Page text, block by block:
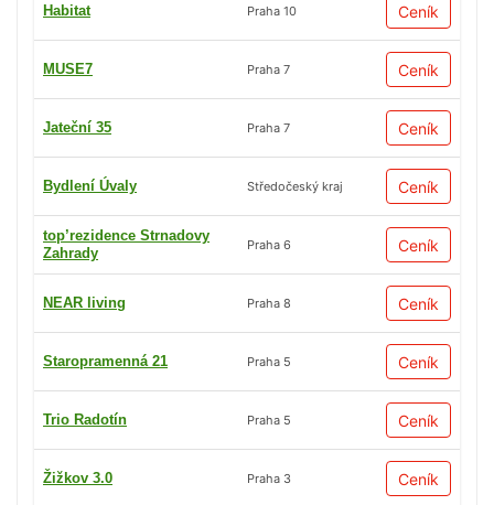
Habitat Praha 10 Ceník
MUSE7 Praha 7 Ceník
Jateční 35 Praha 7 Ceník
Bydlení Úvaly Středočeský kraj Ceník
top’rezidence Strnadovy
Zahrady
Praha 6 Ceník
NEAR living Praha 8 Ceník
Staropramenná 21 Praha 5 Ceník
Trio Radotín Praha 5 Ceník
Žižkov 3.0 Praha 3 Ceník